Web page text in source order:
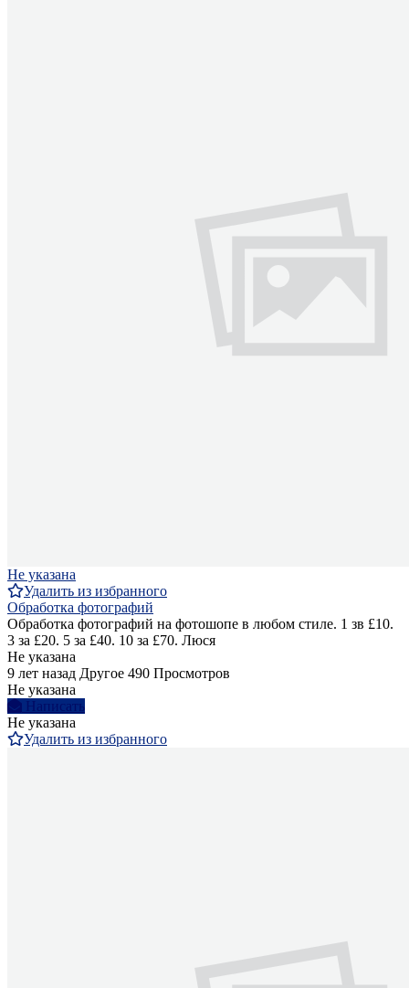
Не указана
Удалить из избранного
Обработка фотографий
Обработка фотографий на фотошопе в любом стиле. 1 зв £10.
3 за £20. 5 за £40. 10 за £70. Люся
Не указана
9 лет назад Другое 490 Просмотров
Не указана
Написать
Не указана
Удалить из избранного